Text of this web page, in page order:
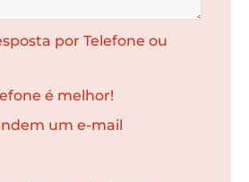
por Telefone ou
é melhor!
um e-mail